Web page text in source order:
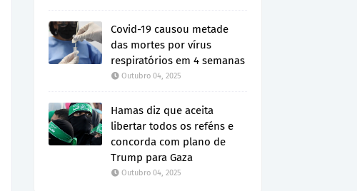
Covid-19 causou metade
das mortes por vírus
respiratórios em 4 semanas
Outubro 04, 2025
Hamas diz que aceita
libertar todos os reféns e
concorda com plano de
Trump para Gaza
Outubro 04, 2025